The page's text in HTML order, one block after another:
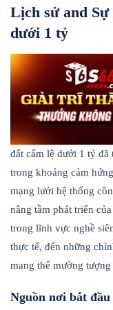
Lịch sử and Sự
dưới 1 tỷ
đất cẩm lệ dưới 1 tỷ đã
trong khoảng cảm
mạng lưới hệ thống
nâng tầm phát triển
trong lĩnh vực nghề
thực tế, đến những
mang thể mường
Nguồn nơi bắt